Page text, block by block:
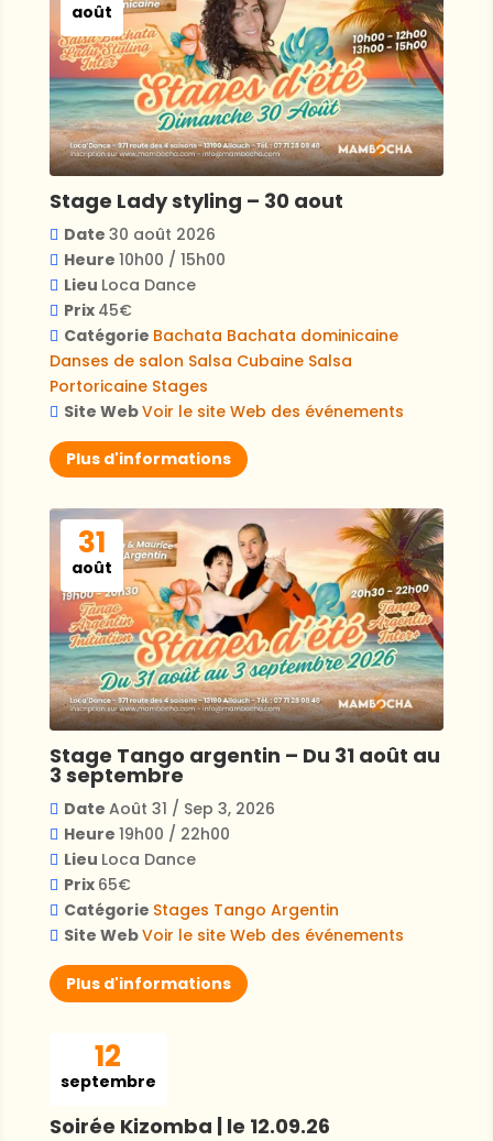
août
Stage Lady styling – 30 aout
Date 30 août 2026
Heure 10h00 / 15h00
Lieu Loca Dance
Prix 45€
Catégorie Bachata Bachata dominicaine
Danses de salon Salsa Cubaine Salsa
Portoricaine Stages
Site WebVoir le site Web des événements
Plus d'informations
31
août
Stage Tango argentin – Du 31 août au
3 septembre
Date Août 31 / Sep 3, 2026
Heure 19h00 / 22h00
Lieu Loca Dance
Prix 65€
Catégorie Stages Tango Argentin
Site WebVoir le site Web des événements
Plus d'informations
12
septembre
Soirée Kizomba | le 12.09.26